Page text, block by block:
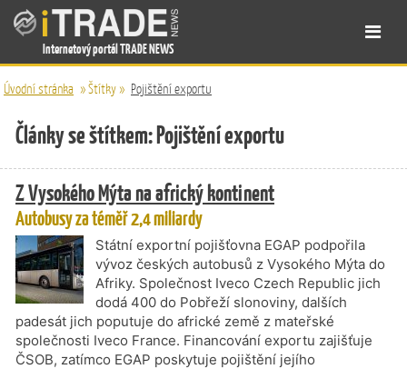
Internetový portál TRADE NEWS
Úvodní stránka »Štítky» Pojištění exportu
Články se štítkem: Pojištění exportu
Z Vysokého Mýta na africký kontinent
Autobusy za téměř 2,4 miliardy
Státní exportní pojišťovna EGAP podpořila
vývoz českých autobusů z Vysokého Mýta do
Afriky. Společnost Iveco Czech Republic jich
dodá 400 do Pobřeží slonoviny, dalších
padesát jich poputuje do africké země z mateřské
společnosti Iveco France. Financování exportu zajišťuje
ČSOB, zatímco EGAP poskytuje pojištění jejího